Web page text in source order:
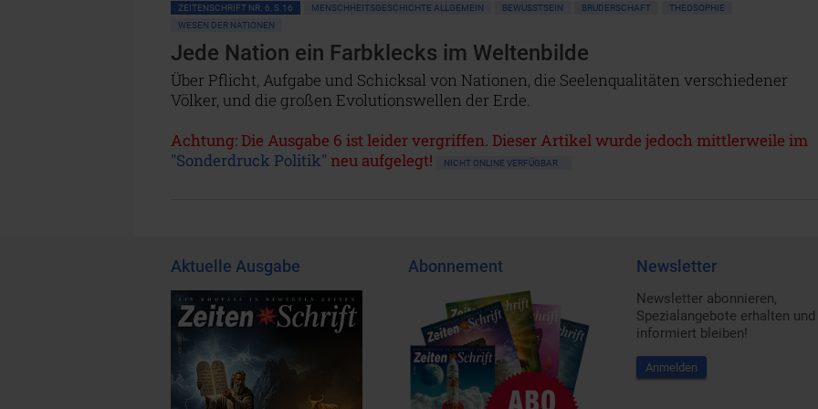
ZEITENSCHRIFT NR. 6, S.16 MENSCHHEITSGESCHICHTE ALLGEMEIN BEWUSSTSEIN BRUDERSCHAFT
THEOSOPHIE
WESEN DER NATIONEN
Jede Nation ein Farbklecks im Weltenbilde
Über Pflicht, Aufgabe und Schicksal von Nationen, die Seelenqualitäten verschiedener
Völker, und die großen Evolutionswellen der Erde.
Achtung: Die Ausgabe 6 ist leider vergriffen. Dieser Artikel wurde jedoch mittlerweile im
"Sonderdruck Politik" neu aufgelegt! NICHT ONLINE VERFÜGBAR
Aktuelle Ausgabe Abonnement Newsletter
Newsletter abonnieren,
Spezialangebote erhalten und
informiert bleiben!
Anmelden